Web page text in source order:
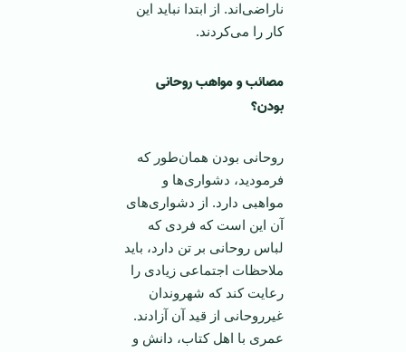
ناراضی‌اند. از ابتدا نباید این
کار را می‌کردند.
مصائب و مواهب روحانی
بودن؟
روحانی بودن همان‌طور که
فرمودید، دشواری‌ها و
مواهبی دارد. از دشواری‌های
آن این است که فردی که
لباس روحانی بر تن دارد، باید
ملاحظات اجتماعی زیادی را
رعایت کند که شهروندان
غیرروحانی از قید آن آزادند.
عمری با اهل کتاب، دانش و